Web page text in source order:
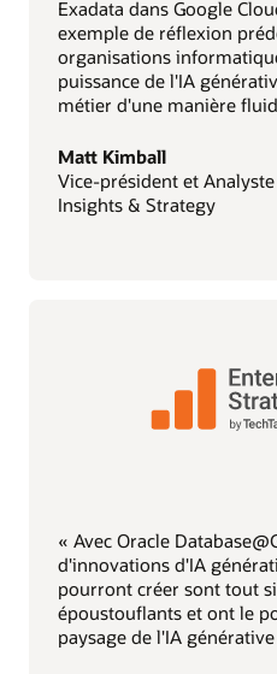
Exadata dans Google
exemple de réflexion
organisations
puissance de l'IA
métier d'une manière
Matt Kimball
Vice-président et
Insights & Strategy
« Avec Oracle
d'innovations d'IA
pourront créer sont tout
époustouflants et ont le
paysage de l'IA